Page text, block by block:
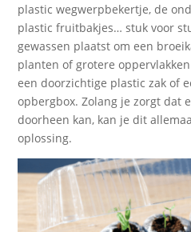
plastic wegwerpbekertje, de
plastic fruitbakjes… stuk voor
gewassen plaatst om een
planten of grotere
een doorzichtige plastic zak of
opbergbox. Zolang je zorgt dat
doorheen kan, kan je dit
oplossing.